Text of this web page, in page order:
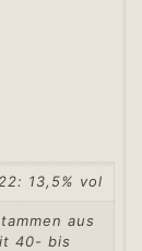
13,5% vol
aus
40- bis